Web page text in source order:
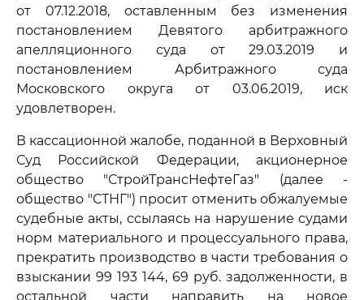
от 07.12.2018, оставленным без изменения
постановлением Девятого арбитражного
апелляционного суда от 29.03.2019 и
постановлением Арбитражного суда
Московского округа от 03.06.2019, иск
удовлетворен.
В кассационной жалобе, поданной в Верховный
Суд Российской Федерации, акционерное
общество "СтройТрансНефтеГаз" (далее -
общество "СТНГ") просит отменить обжалуемые
судебные акты, ссылаясь на нарушение судами
норм материального и процессуального права,
прекратить производство в части требования о
взыскании 99 193 144, 69 руб. задолженности, в
остальной части направить на новое